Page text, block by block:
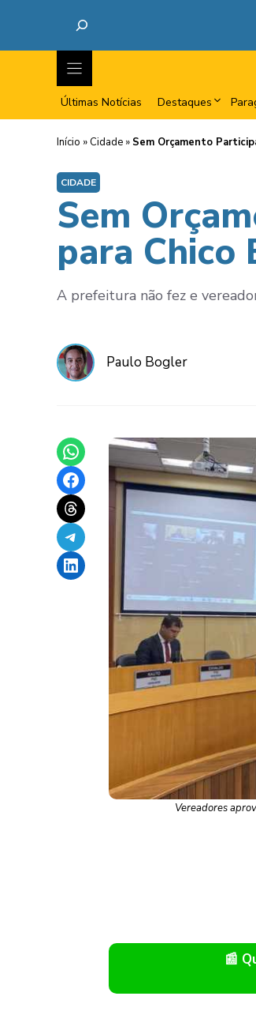
Últimas Notícias Destaques
Início » Cidade » Sem Orçamento
CIDADE
Sem
para
A prefeitura não fez e
Paulo Bogler
Share on WhatsApp
Share on Facebook
Share on Threads
Share on Telegram
Share on LinkedIn
Vereadores
📰